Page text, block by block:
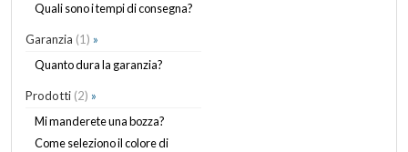
Quali sono i tempi di consegna?
Garanzia (1) »
Quanto dura la garanzia?
Prodotti (2) »
Mi manderete una bozza?
Come seleziono il colore di